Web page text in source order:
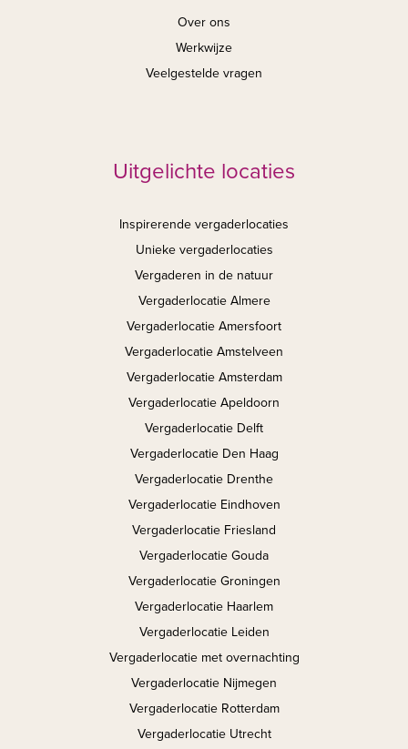
Over ons
Werkwijze
Veelgestelde vragen
Uitgelichte locaties
Inspirerende vergaderlocaties
Unieke vergaderlocaties
Vergaderen in de natuur
Vergaderlocatie Almere
Vergaderlocatie Amersfoort
Vergaderlocatie Amstelveen
Vergaderlocatie Amsterdam
Vergaderlocatie Apeldoorn
Vergaderlocatie Delft
Vergaderlocatie Den Haag
Vergaderlocatie Drenthe
Vergaderlocatie Eindhoven
Vergaderlocatie Friesland
Vergaderlocatie Gouda
Vergaderlocatie Groningen
Vergaderlocatie Haarlem
Vergaderlocatie Leiden
Vergaderlocatie met overnachting
Vergaderlocatie Nijmegen
Vergaderlocatie Rotterdam
Vergaderlocatie Utrecht